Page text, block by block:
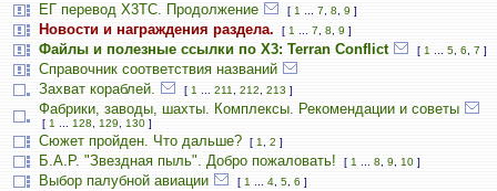
ЕГ перевод Х3ТС. Продолжение [ 1 7 8 9 ]
Новости и награждения раздела. [ 1 7 8 9 ]
Файлы и полезные ссылки по X3: Terran Conflict [ 1 5 6 7 ]
Справочник соответствия названий
Захват кораблей.
[ 1 211 212 213 ]
Фабрики, заводы, шахты. Комплексы. Рекомендации и советы
[ 1 128 129 130 ]
Сюжет пройден. Что дальше? [ 1 2 ]
Б.А.Р. "Звездная пыль". Добро пожаловать! [ 1 8 9 10 ]
Выбор палубной авиации [ 1 4 5 6 ]